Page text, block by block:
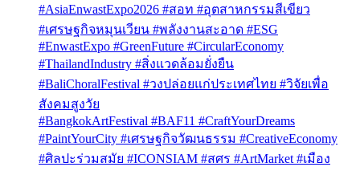
#AsiaEnwastExpo2026 #สอท #อุตสาหกรรมสีเขียว
#เศรษฐกิจหมุนเวียน #พลังงานสะอาด #ESG
#EnwastExpo #GreenFuture #CircularEconomy
#ThailandIndustry #สิ่งแวดล้อมยั่งยืน
#BaliChoralFestival #วงปล่อยแก่ประเทศไทย #วิจัยเพื่อ
สังคมสูงวัย
#BangkokArtFestival #BAF11 #CraftYourDreams
#PaintYourCity #เศรษฐกิจวัฒนธรรม #CreativeEconomy
#ศิลปะร่วมสมัย #ICONSIAM #สศร #ArtMarket #เมือง